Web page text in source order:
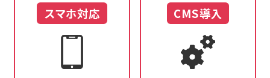
スマホ対応 CMS導入